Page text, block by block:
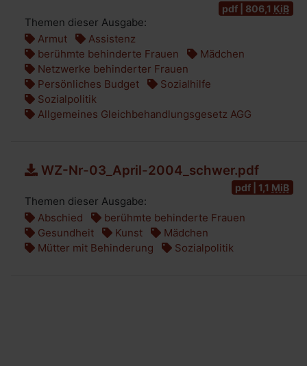
pdf | 806,1 KiB
Themen dieser Ausgabe:
Armut
Assistenz
berühmte behinderte Frauen
Mädchen
Netzwerke behinderter Frauen
Persönliches Budget
Sozialhilfe
Sozialpolitik
Allgemeines Gleichbehandlungsgesetz AGG
WZ-Nr-03_April-2004_schwer.pdf
pdf | 1,1 MiB
Themen dieser Ausgabe:
Abschied
berühmte behinderte Frauen
Gesundheit
Kunst
Mädchen
Mütter mit Behinderung
Sozialpolitik